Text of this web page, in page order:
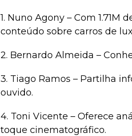
1. Nuno Agony – Com
conteúdo sobre carros de
2. Bernardo Almeida –
3. Tiago Ramos – Partilha
ouvido.
4. Toni Vicente – Oferece
toque cinematográfico.